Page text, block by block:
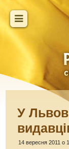
У
14 вересня 2011 о